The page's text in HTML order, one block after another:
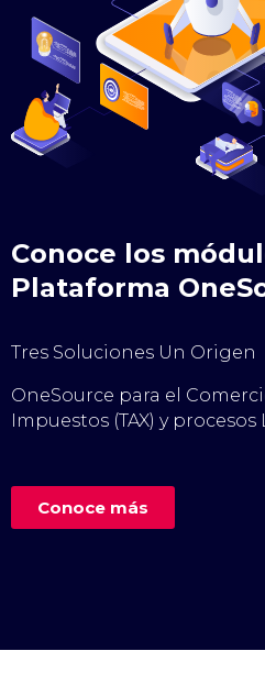
Conoce los
Plataforma
Tres Soluciones Un Origen
OneSource para el
Impuestos (TAX) y procesos
Conoce más